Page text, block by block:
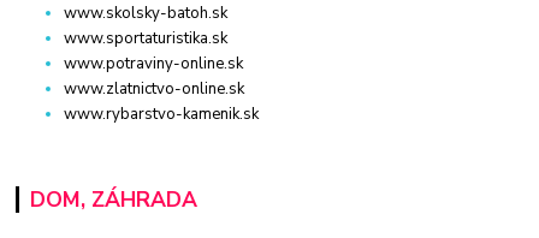
www.skolsky-batoh.sk
www.sportaturistika.sk
www.potraviny-online.sk
www.zlatnictvo-online.sk
www.rybarstvo-kamenik.sk
DOM, ZÁHRADA